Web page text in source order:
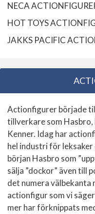
NECA
HOT TOYS
JAKKS PACIFIC
Actionfigurer började
tillverkare som Hasbro,
Kenner. Idag har
hel industri för
början Hasbro som
sälja ”dockor” även till
det numera välbekanta
actionfigur som vi
mer har förknippats